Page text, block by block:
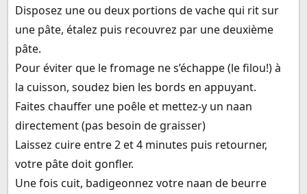
Disposez une ou deux portions de vache qui rit sur
une pâte, étalez puis recouvrez par une deuxième
pâte.
Pour éviter que le fromage ne s’échappe (le filou!) à
la cuisson, soudez bien les bords en appuyant.
Faites chauffer une poêle et mettez-y un naan
directement (pas besoin de graisser)
Laissez cuire entre 2 et 4 minutes puis retourner,
votre pâte doit gonfler.
Une fois cuit, badigeonnez votre naan de beurre